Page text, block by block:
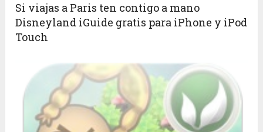
Si viajas a Paris ten contigo a mano
Disneyland iGuide gratis para iPhone y iPod
Touch